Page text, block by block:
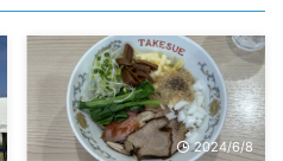
2024/6/8